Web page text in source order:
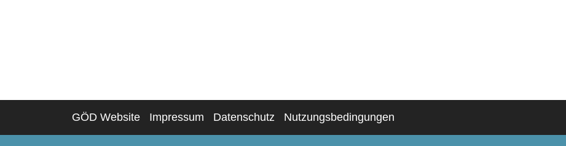
GÖD Website Impressum Datenschutz Nutzungsbedingungen